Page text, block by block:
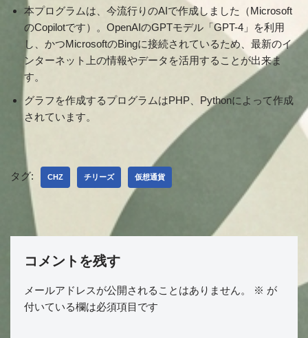
本プログラムは、今流行りのAIで作成しました（Microsoft
のCopilotです）。OpenAIのGPTモデル「GPT-4」を利用
し、かつMicrosoftのBingに接続されているため、最新のイ
ンターネット上の情報やデータを活用することが出来ま
す。
グラフを作成するプログラムはPHP、Pythonによって作成
されています。
タグ: CHZ チリーズ 仮想通貨
コメントを残す
メールアドレスが公開されることはありません。 ※ が
付いている欄は必須項目です